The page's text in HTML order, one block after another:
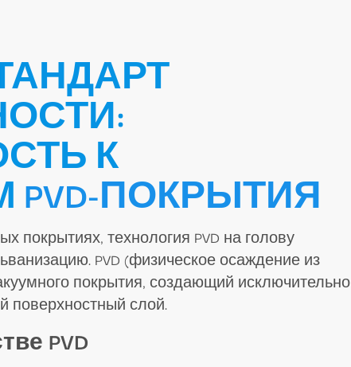
К
PVD-ПОКРЫТИЯ
покрытиях, технология PVD на голову
PVD (физическое осаждение из
покрытия, создающий исключительно
поверхностный слой.
PVD